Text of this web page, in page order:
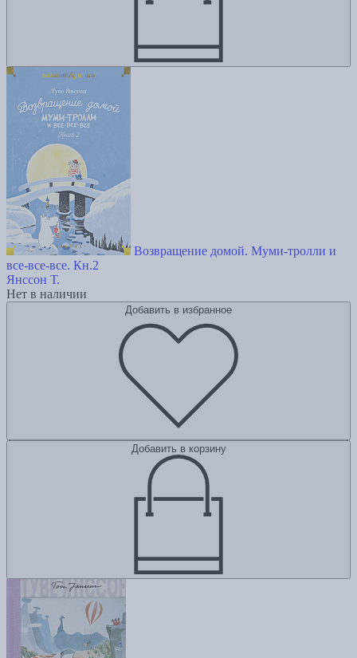
Возвращение домой. Муми-тролли и
все-все-все. Кн.2
Янссон Т.
Нет в наличии
Добавить в избранное
Добавить в корзину